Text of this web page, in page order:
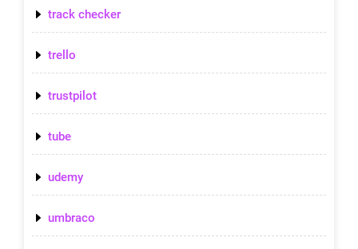
track checker
trello
trustpilot
tube
udemy
umbraco